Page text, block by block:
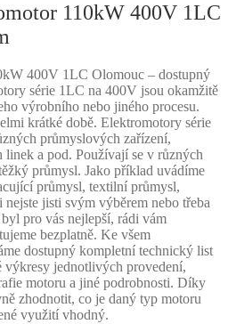
110kW 400V 1LC
400V 1LC Olomouc – dostupný
série 1LC na 400V jsou okamžitě
výrobního nebo jiného procesu.
krátké době. Elektromotory série
průmyslových zařízení,
a pod. Používají se v různých
průmysl. Jako příklad uvádíme
průmysl, textilní průmysl,
jisti svým výběrem nebo třeba
pro vás nejlepší, rádi vám
bezplatně. Ke všem
dostupný kompletní technický list
jednotlivých provedení,
motoru a jiné podrobnosti. Díky
zhodnotit, co je daný typ motoru
využití vhodný.